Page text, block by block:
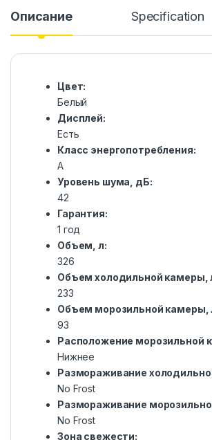
Описание Specification
Цвет:
Белый
Дисплей:
Есть
Класс энергопотребления:
A
Уровень шума, дБ:
42
Гарантия:
1 год
Объем, л:
326
Объем холодильной камеры,
233
Объем морозильной камеры,
93
Расположение морозильной
Нижнее
Размораживание
No Frost
Размораживание
No Frost
Зона свежести: